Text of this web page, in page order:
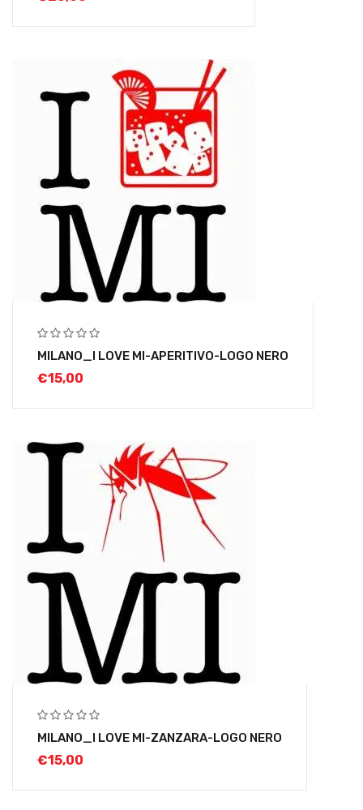
MILANO_I LOVE MI-APERITIVO-LOGO NERO
€15,00
MILANO_I LOVE MI-ZANZARA-LOGO NERO
€15,00